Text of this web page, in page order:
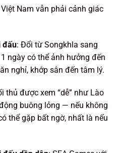
Nam vẫn phải cảnh giác
đấu: Đổi từ Songkhla sang
ngày có thể ảnh hưởng đến
nghỉ, khớp sân đến tâm lý.
thủ được xem “dễ” như Lào
buông lỏng — nếu không
thể gặp bất ngờ, nhất là nếu